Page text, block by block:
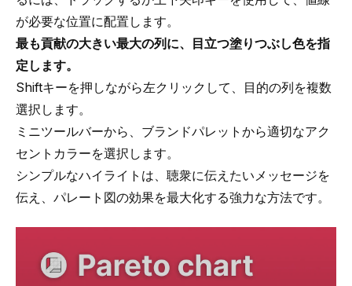
が必要な位置に配置します。
最も貢献の大きい最大の列に、目立つ塗りつぶし色を指
定します。
Shiftキーを押しながら左クリックして、目的の列を複数
選択します。
ミニツールバーから、ブランドパレットから適切なアク
セントカラーを選択します。
シンプルなハイライトは、聴衆に伝えたいメッセージを
伝え、パレート図の効果を最大化する強力な方法です。